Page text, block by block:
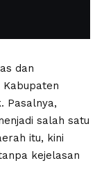
dan
Pasalnya,
salah satu
itu, kini
kejelasan